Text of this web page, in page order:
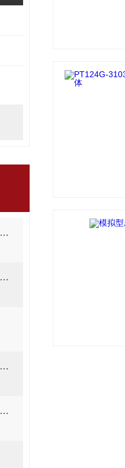
智能差压变送器的工作原理及常见故障处理
按需甄选：无线倾角传感器的实用选购指南
振动温度传感器：多维设计革新，赋能精准监测新高度
地铁自动化监测解决方案上海朝辉沉降传感器